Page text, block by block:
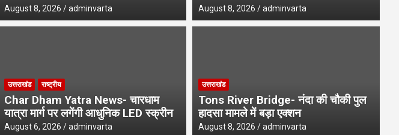
August 8, 2026 adminvarta
उत्तराखंड राष्ट्रीय
Char Dham Yatra News- चारधाम
यात्रा मार्ग पर लगेंगी आधुनिक LED स्क्रीन
August 6, 2026 adminvarta
August 8, 2026 adminvarta
उत्तराखंड
Tons River Bridge- नंदा की चौकी पुल
हादसा मामले में बड़ा एक्शन
August 8, 2026 adminvarta